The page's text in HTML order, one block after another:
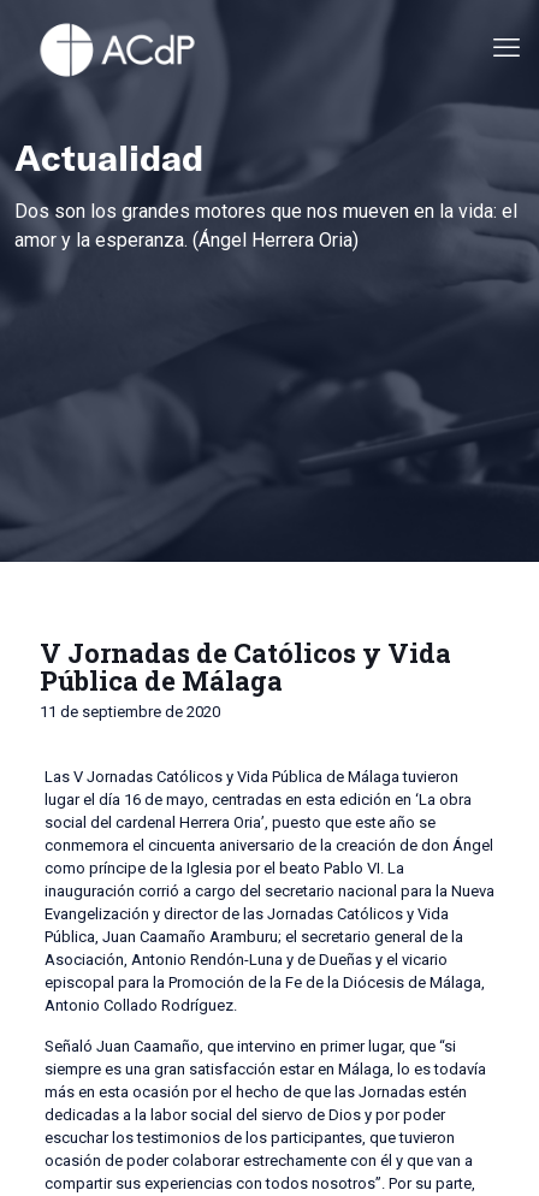
Actualidad
Dos son los grandes motores que nos mueven en la vida: el
amor y la esperanza. (Ángel Herrera Oria)
V Jornadas de Católicos y Vida
Pública de Málaga
11 de septiembre de 2020
Las V Jornadas Católicos y Vida Pública de Málaga tuvieron
lugar el día 16 de mayo, centradas en esta edición en ‘La obra
social del cardenal Herrera Oria’, puesto que este año se
conmemora el cincuenta aniversario de la creación de don Ángel
como príncipe de la Iglesia por el beato Pablo VI. La
inauguración corrió a cargo del secretario nacional para la Nueva
Evangelización y director de las Jornadas Católicos y Vida
Pública, Juan Caamaño Aramburu; el secretario general de la
Asociación, Antonio Rendón-Luna y de Dueñas y el vicario
episcopal para la Promoción de la Fe de la Diócesis de Málaga,
Antonio Collado Rodríguez.
Señaló Juan Caamaño, que intervino en primer lugar, que “si
siempre es una gran satisfacción estar en Málaga, lo es todavía
más en esta ocasión por el hecho de que las Jornadas estén
dedicadas a la labor social del siervo de Dios y por poder
escuchar los testimonios de los participantes, que tuvieron
ocasión de poder colaborar estrechamente con él y que van a
compartir sus experiencias con todos nosotros”. Por su parte,